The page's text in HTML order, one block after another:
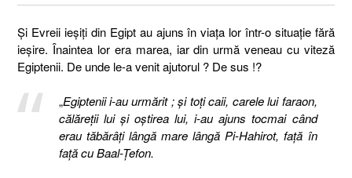
Şi Evreii ieşiţi din Egipt au ajuns în viaţa lor într-o situaţie fără
ieşire. Înaintea lor era marea, iar din urmă veneau cu viteză
Egiptenii. De unde le-a venit ajutorul ? De sus !?
„Egiptenii i-au urmărit ; şi toţi caii, carele lui faraon,
călăreţii lui şi oştirea lui, i-au ajuns tocmai când
erau tăbărâţi lângă mare lângă Pi-Hahirot, faţă în
faţă cu Baal-Ţefon.